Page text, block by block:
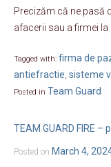
Precizăm că ne pasă
afacerii sau a firmei la
Tagged with: firma de
antiefractie, sisteme
Posted in Team Guard
TEAM GUARD FIRE
Posted on March 4,